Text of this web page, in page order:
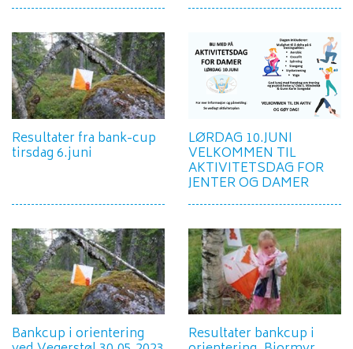
Resultater fra bank-cup
tirsdag 6.juni
LØRDAG 10.JUNI
VELKOMMEN TIL
AKTIVITETSDAG FOR
JENTER OG DAMER
Bankcup i orientering Resultater bankcup i